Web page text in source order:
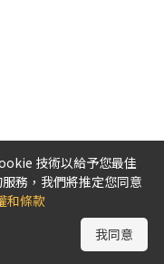
技術以給予您最佳
務，我們將推定您同意
和條款
我同意